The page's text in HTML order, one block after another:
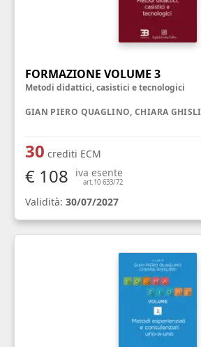
FORMAZIONE VOLUME 3
Metodi didattici, casistici e tecnologici
GIAN PIERO QUAGLINO, CHIARA
30 crediti ECM
€ 108 iva esente
art.10 633/72
Validità: 30/07/2027